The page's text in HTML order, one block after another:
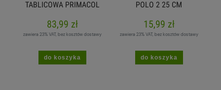
TABLICOWA PRIMACOL
83,99 zł
zawiera 23% VAT, bez kosztów dostawy
do koszyka
POLO 2 25 CM
15,99 zł
zawiera 23% VAT, bez kosztów dostawy
do koszyka